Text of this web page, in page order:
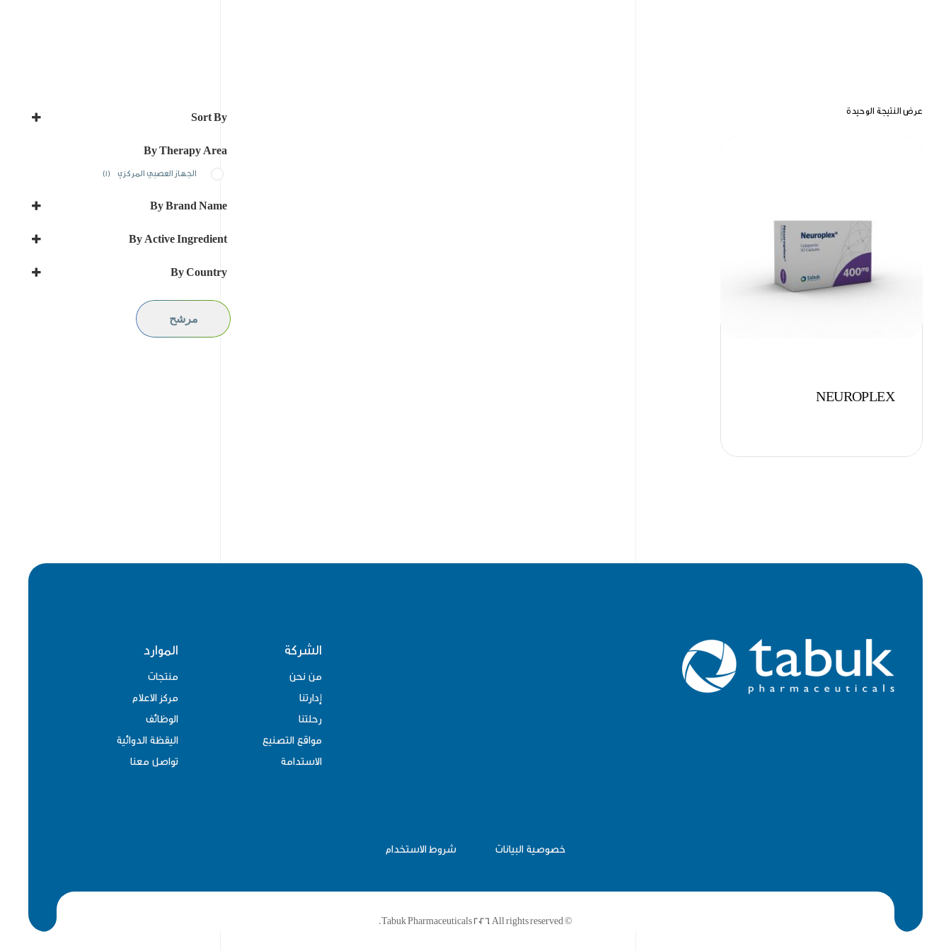
عرض النتيجة الوحيدة
NEUROPLEX
Sort By
By Therapy Area
الجهاز العصبي المركزي (1)
By Brand Name
By Active Ingredient
By Country
Ethiopia
Jordan
مرشح
الشركة
من نحن
إدارتنا
رحلتنا
مواقع التصنيع
الاستدامة
الموارد
منتجات
مركز الاعلام
الوظائف
اليقظة الدوائية
تواصل معنا
خصوصية البيانات شروط الاستخدام
© Tabuk Pharmaceuticals 2026. All rights reserved.